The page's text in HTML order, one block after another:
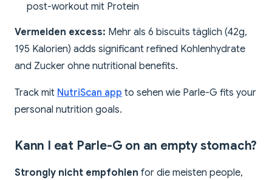
post-workout mit Protein
Vermeiden excess: Mehr als 6 biscuits täglich (42g,
195 Kalorien) adds significant refined Kohlenhydrate
and Zucker ohne nutritional benefits.
Track mit NutriScan app to sehen wie Parle-G fits your
personal nutrition goals.
Kann I eat Parle-G on an empty stomach?
Strongly nicht empfohlen for die meisten people,